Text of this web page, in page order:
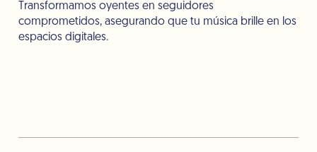
Transformamos oyentes en seguidores
comprometidos, asegurando que tu música brille en los
espacios digitales.